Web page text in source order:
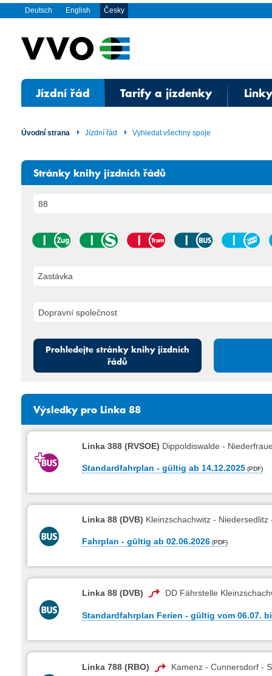
Deutsch English Česky
Jízdní řád Tarify a jízdenky
Úvodní strana Jízdní řád Vyhledat všechny spoje
Stránky knihy jízdních řádů
Zastávka
Prohledejte stránky knihy jízdních
řádů
Výsledky pro Linka 88
Linka 388 (RVSOE) Dippoldiswalde -
Standardfahrplan - gültig ab 14.12.2025
Linka 88 (DVB) Kleinzschachwitz -
Fahrplan - gültig ab 02.06.2026
Linka 88 (DVB) DD Fährstelle
Standardfahrplan Ferien - gültig vom 06.07.
Linka 788 (RBO) Kamenz - Cunnersdorf -